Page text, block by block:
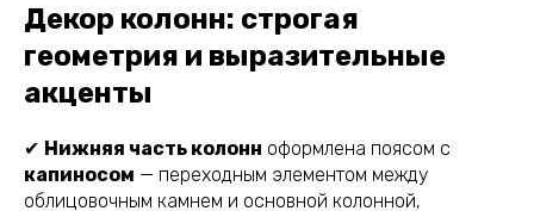
Декор колонн: строгая
геометрия и выразительные
акценты
✔ Нижняя часть колонн оформлена поясом с
капиносом — переходным элементом между
облицовочным камнем и основной колонной,